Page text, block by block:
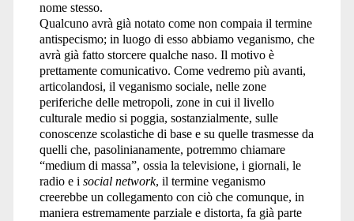
nome stesso.
Qualcuno avrà già notato come non compaia il termine
antispecismo; in luogo di esso abbiamo veganismo, che
avrà già fatto storcere qualche naso. Il motivo è
prettamente comunicativo. Come vedremo più avanti,
articolandosi, il veganismo sociale, nelle zone
periferiche delle metropoli, zone in cui il livello
culturale medio si poggia, sostanzialmente, sulle
conoscenze scolastiche di base e su quelle trasmesse da
quelli che, pasolinianamente, potremmo chiamare
“medium di massa”, ossia la televisione, i giornali, le
radio e i social network, il termine veganismo
creerebbe un collegamento con ciò che comunque, in
maniera estremamente parziale e distorta, fa già parte